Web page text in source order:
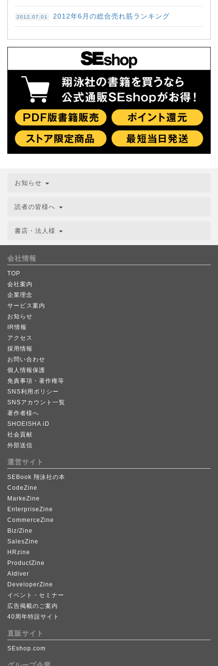
2012.07.01 2012年6月の総合売れ筋ランキング
お知らせ
読者の皆様へ
書店・法人様
会社情報
TOP
会社案内
企業理念
サービス案内
お知らせ
IR情報
アクセス
採用情報
お問い合わせ
個人情報保護
免責事項・著作権等
SNS利用ポリシー
SNSアカウント一覧
著作者様へ
SHOEISHA iD
社会貢献
外部送信
運営サイト
SEBook 翔泳社の本
CodeZine
MarkeZine
EnterpriseZine
CommerceZine
Biz/Zine
SalesZine
HRzine
ProductZine
AIdiver
DeveloperZine
イベント・セミナー
広告掲載のご案内
40周年特設サイト
直販サイト
SEshop.com